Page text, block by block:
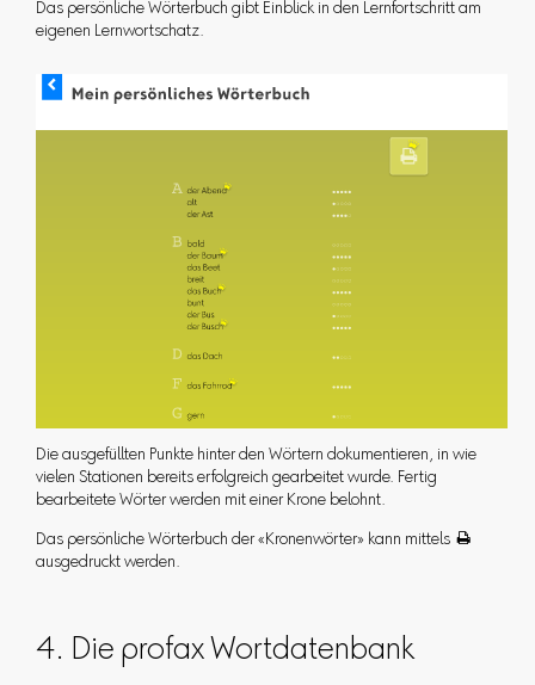
Das persönliche Wörterbuch gibt Einblick in den Lernfortschritt am
eigenen Lernwortschatz.
Die ausgefüllten Punkte hinter den Wörtern dokumentieren, in wie
vielen Stationen bereits erfolgreich gearbeitet wurde. Fertig
bearbeitete Wörter werden mit einer Krone belohnt.
Das persönliche Wörterbuch der «Kronenwörter» kann mittels 
ausgedruckt werden.
4. Die profax Wortdatenbank